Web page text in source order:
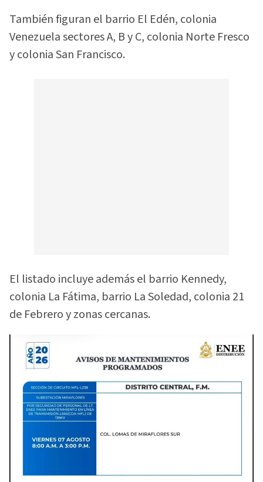
También figuran el barrio El Edén, colonia
Venezuela sectores A, B y C, colonia Norte Fresco
y colonia San Francisco.
El listado incluye además el barrio Kennedy,
colonia La Fátima, barrio La Soledad, colonia 21
de Febrero y zonas cercanas.